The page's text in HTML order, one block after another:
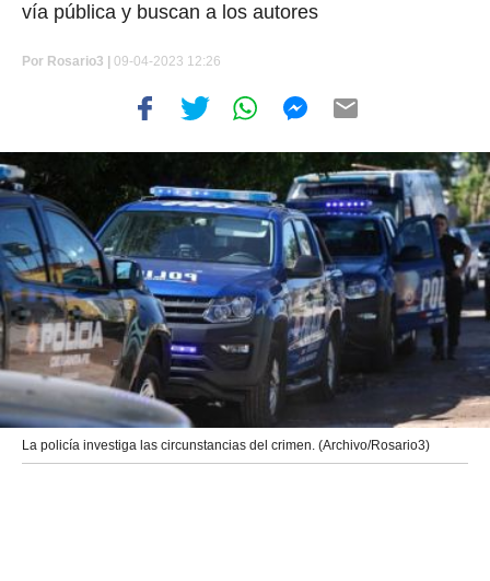
vía pública y buscan a los autores
Por Rosario3 | 09-04-2023 12:26
La policía investiga las circunstancias del crimen. (Archivo/Rosario3)